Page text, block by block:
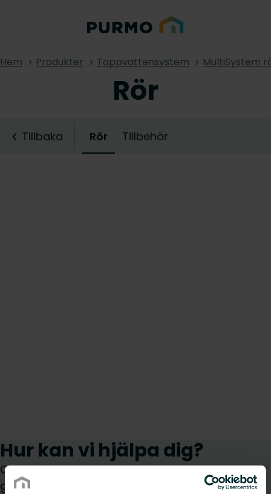
Hem Produkter Tappvattensystem MultiSystem
Rör
Tillbaka Rör Tillbehör
Hur kan vi hjälpa dig?
Oavsett om du är konsult, installatör, arkitekt eller
grossist, välj en kategori så tar vi gärna hand om